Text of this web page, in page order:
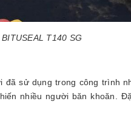
T140 SG
đã sử dụng trong công trình
nhiều người băn khoăn.